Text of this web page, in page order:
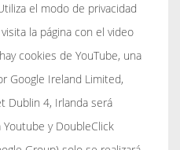
el modo de privacidad
la página con el video
cookies de YouTube, una
Google Ireland Limited,
Dublin 4, Irlanda será
y DoubleClick